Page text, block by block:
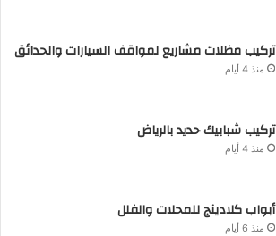
تركيب مظلات مشاريع لمواقف السيارات والحدائق
منذ 4 أيام
تركيب شبابيك حديد بالرياض
منذ 4 أيام
أبواب كلادينج للمحلات والفلل
منذ 6 أيام